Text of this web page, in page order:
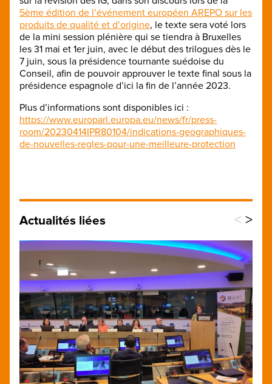
5ème édition de l’événement européen AREPO sur les
produits de qualité et d’origine, le texte sera voté lors
de la mini session plénière qui se tiendra à Bruxelles
les 31 mai et 1er juin, avec le début des trilogues dès le
7 juin, sous la présidence tournante suédoise du
Conseil, afin de pouvoir approuver le texte final sous la
présidence espagnole d’ici la fin de l’année 2023.
Plus d’informations sont disponibles ici :
https://www.europarl.europa.eu/news/fr/press-
room/20230414IPR80104/indications-geographiques-
de-nouvelles-regles-pour-une-meilleure-protection
Actualités liées < >